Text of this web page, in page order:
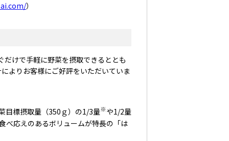
）
けで手軽に野菜を摂取できるととも
よりお客様にご好評をいただいていま
目標摂取量（350ｇ）の1/3量※や1/2量
べ応えのあるボリュームが特長の「は